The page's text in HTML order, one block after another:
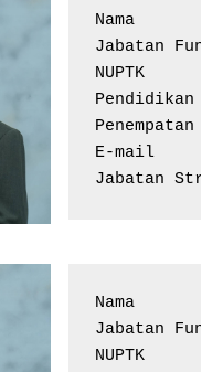
Nama
Jabatan
NUPTK
Pendidikan
E-mail
Nama
Jabatan
NUPTK